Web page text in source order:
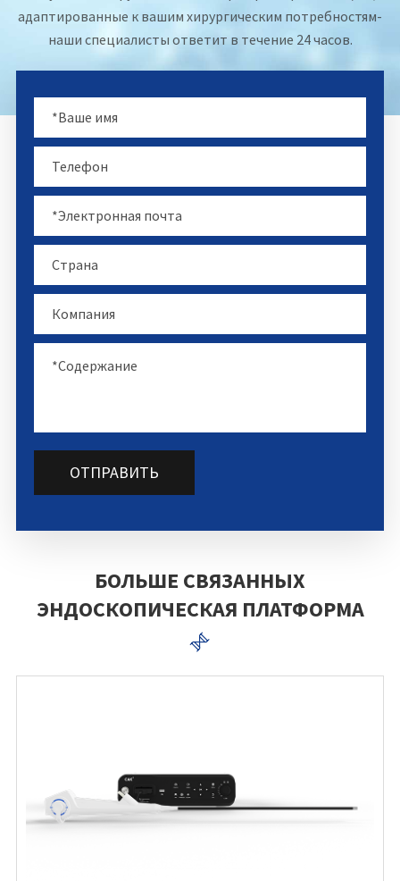
адаптированные к вашим хирургическим потребностям-
наши специалисты ответит в течение 24 часов.
ОТПРАВИТЬ
БОЛЬШЕ СВЯЗАННЫХ
ЭНДОСКОПИЧЕСКАЯ ПЛАТФОРМА
